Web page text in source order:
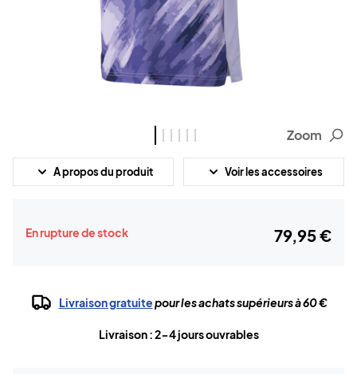
Zoom
A propos du produit Voir les accessoires
En rupture de stock 79,95 €
Livraison gratuitepour les achats supérieurs à 60 €
Livraison : 2-4 jours ouvrables